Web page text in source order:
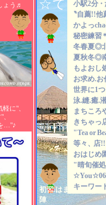
う ♬
に"、
…"♪
小駅2分・
〝自薦!!
かよっ
秘密練習
冬春夏◎
夏秋冬◎
もよおし
お求め.お
世界に1
泳.縫.癒.
まちころ
きちゃっ
"Teaor
等々、店
おはじめ
"晴旬催
キーワー
☆て
初習.はまっちゃえ
陣